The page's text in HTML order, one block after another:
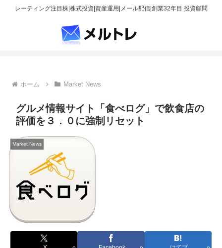
レーティング注目株|株式投資|資産運用|メール配信|創業32年目 投資顧問
ホーム Market News
グルメ情報サイト「食べログ」で飲食店の
評価を３．０に強制リセット
Market News